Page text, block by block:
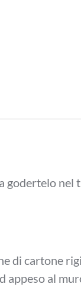
godertelo nel
di cartone
appeso al